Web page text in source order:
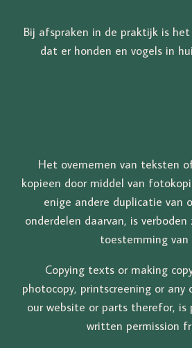
Bij afspraken in de praktijk is
dat er honden en vogels in
Het overnemen van teksten
kopieen door middel van
enige andere duplicatie van
onderdelen daarvan, is
toestemming van
Copying texts or making
photocopy, printscreening or
our website or parts therefor,
written permission